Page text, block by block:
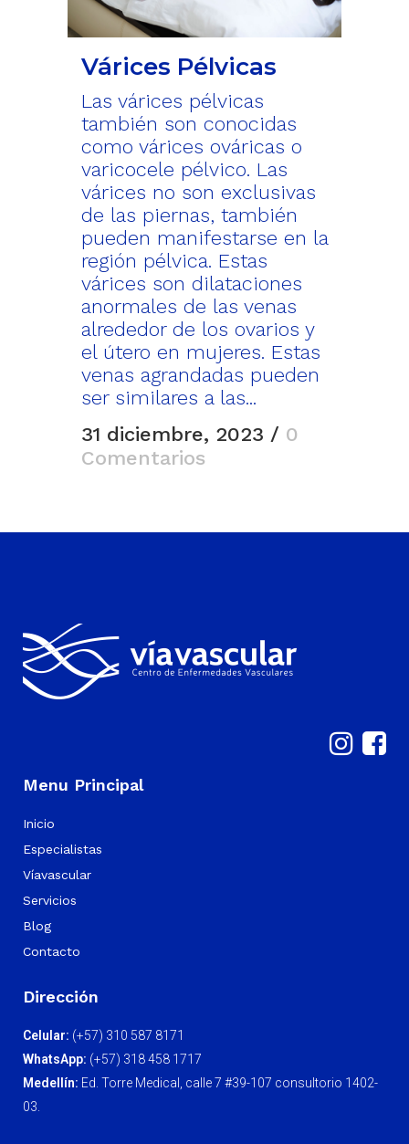
Várices Pélvicas
Las várices pélvicas
también son conocidas
como várices ováricas o
varicocele pélvico. Las
várices no son exclusivas
de las piernas, también
pueden manifestarse en la
región pélvica. Estas
várices son dilataciones
anormales de las venas
alrededor de los ovarios y
el útero en mujeres. Estas
venas agrandadas pueden
ser similares a las...
31 diciembre, 2023 / 0
Comentarios
Menu Principal
Inicio
Especialistas
Víavascular
Servicios
Blog
Contacto
Dirección
Celular: (+57) 310 587 8171
WhatsApp: (+57) 318 458 1717
Medellín: Ed. Torre Medical, calle 7 #39-107 consultorio 1402-
03.